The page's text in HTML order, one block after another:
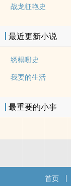
战龙征艳史
最近更新小说
绣榻嘢史
我要的生活
最重要的小事
首页